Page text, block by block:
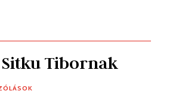
Sitku Tibornak